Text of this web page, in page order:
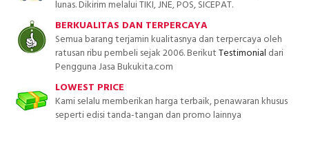
lunas. Dikirim melalui TIKI, JNE, POS, SICEPAT.
BERKUALITAS DAN TERPERCAYA
Semua barang terjamin kualitasnya dan terpercaya oleh
ratusan ribu pembeli sejak 2006. BerikutTestimonial dari
Pengguna Jasa Bukukita.com
LOWEST PRICE
Kami selalu memberikan harga terbaik, penawaran khusus
seperti edisi tanda-tangan dan promo lainnya